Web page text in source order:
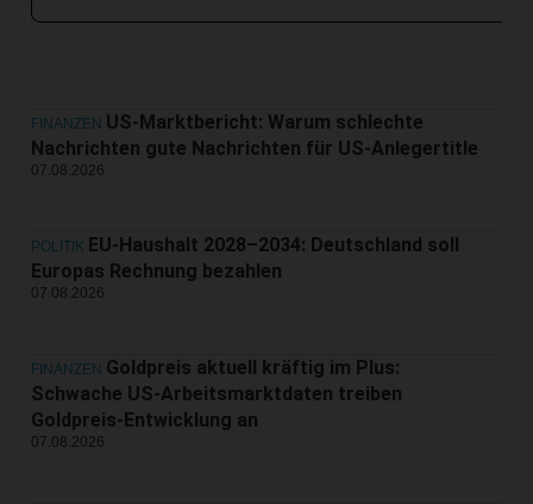
FINANZEN US-Marktbericht: Warum schlechte
Nachrichten gute Nachrichten für US-Anlegertitle
07.08.2026
POLITIK EU-Haushalt 2028–2034: Deutschland soll
Europas Rechnung bezahlen
07.08.2026
FINANZEN Goldpreis aktuell kräftig im Plus:
Schwache US-Arbeitsmarktdaten treiben
Goldpreis-Entwicklung an
07.08.2026